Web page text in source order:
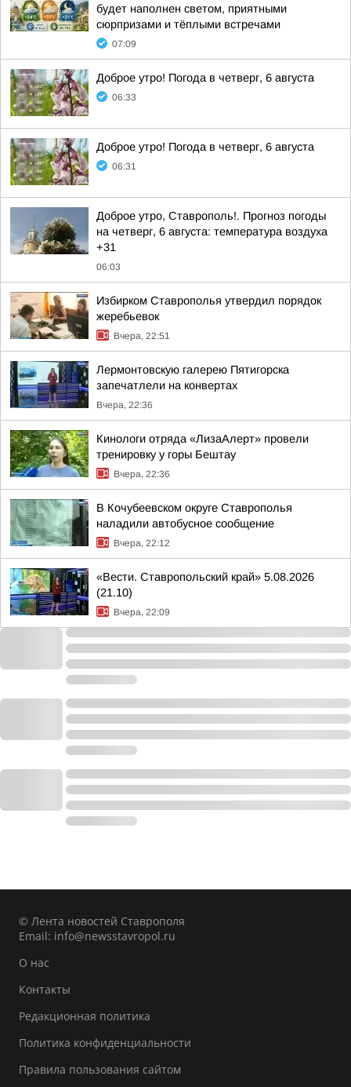
будет наполнен светом, приятными
сюрпризами и тёплыми встречами
07:09
Доброе утро! Погода в четверг, 6 августа
06:33
Доброе утро! Погода в четверг, 6 августа
06:31
Доброе утро, Ставрополь!. Прогноз погоды
на четверг, 6 августа: температура воздуха
+31
06:03
Избирком Ставрополья утвердил порядок
жеребьевок
Вчера, 22:51
Лермонтовскую галерею Пятигорска
запечатлели на конвертах
Вчера, 22:36
Кинологи отряда «ЛизаАлерт» провели
тренировку у горы Бештау
Вчера, 22:36
В Кочубеевском округе Ставрополья
наладили автобусное сообщение
Вчера, 22:12
«Вести. Ставропольский край» 5.08.2026
(21.10)
Вчера, 22:09
© Лента новостей Ставрополя
Email: info@newsstavropol.ru
О нас
Контакты
Редакционная политика
Политика конфиденциальности
Правила пользования сайтом